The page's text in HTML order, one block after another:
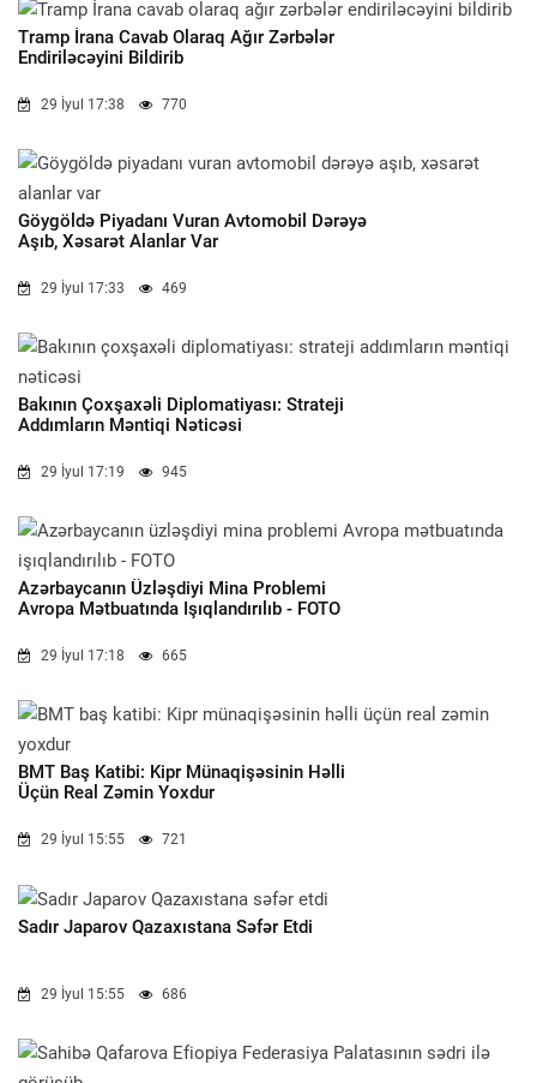
Tramp İrana Cavab Olaraq Ağır Zərbələr
Endiriləcəyini Bildirib
29 İyul 17:38 770
Göygöldə Piyadanı Vuran Avtomobil Dərəyə
Aşıb, Xəsarət Alanlar Var
29 İyul 17:33 469
Bakının Çoxşaxəli Diplomatiyası: Strateji
Addımların Məntiqi Nəticəsi
29 İyul 17:19 945
Azərbaycanın Üzləşdiyi Mina Problemi
Avropa Mətbuatında Işıqlandırılıb - FOTO
29 İyul 17:18 665
BMT Baş Katibi: Kipr Münaqişəsinin Həlli
Üçün Real Zəmin Yoxdur
29 İyul 15:55 721
Sadır Japarov Qazaxıstana Səfər Etdi
29 İyul 15:55 686